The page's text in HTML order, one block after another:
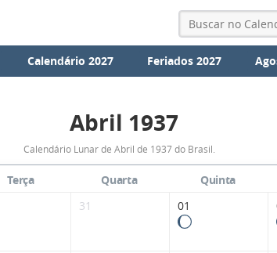
Calendário 2027 Feriados 2027
Fases
da
Lua
Abril 1937
Calendário Lunar de Abril de 1937 do Brasil.
Terça Quarta Quinta
31 01